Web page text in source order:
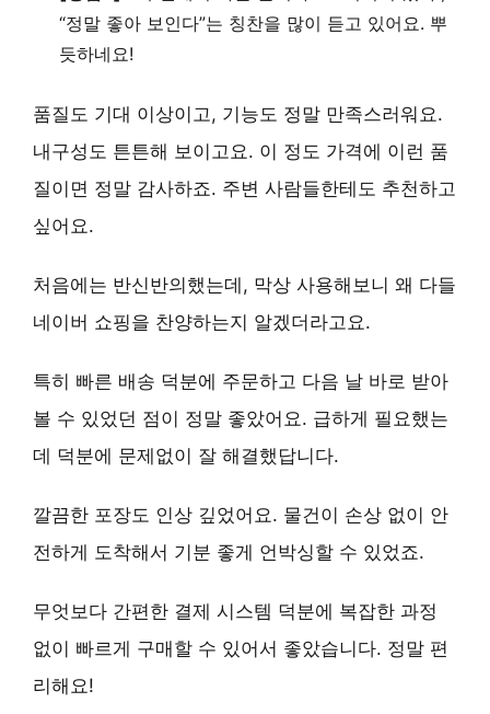
“정말 좋아 보인다”는 칭찬을 많이 듣고 있어요. 뿌
듯하네요!
품질도 기대 이상이고, 기능도 정말 만족스러워요.
내구성도 튼튼해 보이고요. 이 정도 가격에 이런 품
질이면 정말 감사하죠. 주변 사람들한테도 추천하고
싶어요.
처음에는 반신반의했는데, 막상 사용해보니 왜 다들
네이버 쇼핑을 찬양하는지 알겠더라고요.
특히 빠른 배송 덕분에 주문하고 다음 날 바로 받아
볼 수 있었던 점이 정말 좋았어요. 급하게 필요했는
데 덕분에 문제없이 잘 해결했답니다.
깔끔한 포장도 인상 깊었어요. 물건이 손상 없이 안
전하게 도착해서 기분 좋게 언박싱할 수 있었죠.
무엇보다 간편한 결제 시스템 덕분에 복잡한 과정
없이 빠르게 구매할 수 있어서 좋았습니다. 정말 편
리해요!